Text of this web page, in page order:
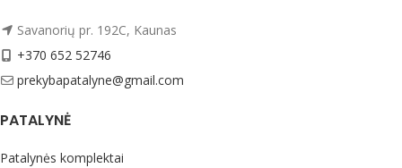
Savanorių pr. 192C, Kaunas
+370 652 52746
prekybapatalyne@gmail.com
PATALYNĖ
Patalynės komplektai